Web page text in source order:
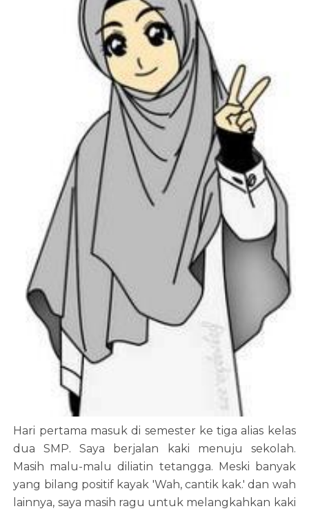
Hari pertama masuk di semester ke tiga alias kelas
dua SMP. Saya berjalan kaki menuju sekolah.
Masih malu-malu diliatin tetangga. Meski banyak
yang bilang positif kayak 'Wah, cantik kak.' dan wah
lainnya, saya masih ragu untuk melangkahkan kaki